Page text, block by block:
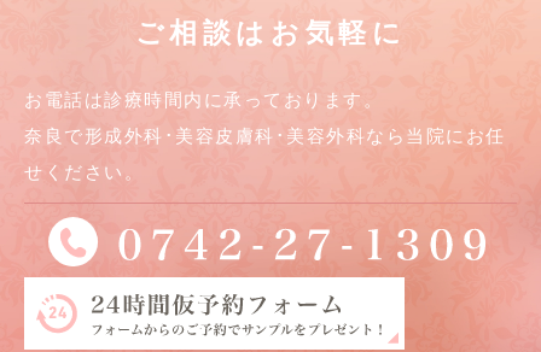
ご相談はお気軽に
お電話は診療時間内に承っております。
奈良で形成外科･美容皮膚科･美容外科なら当院にお任
せください。